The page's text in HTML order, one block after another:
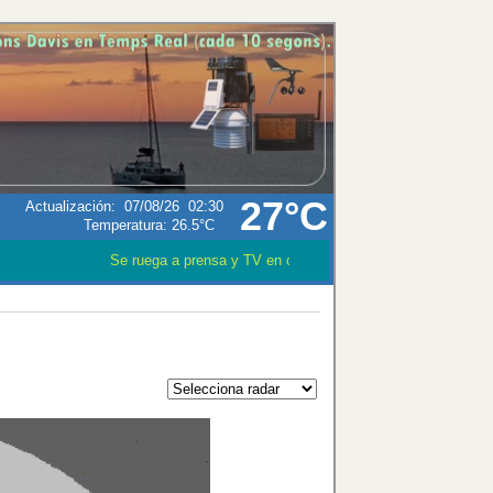
27°C
Actualización: 07/08/26 02:30
Temperatura: 26.5°C
Se ruega a prensa y TV en caso que utilizen los datos